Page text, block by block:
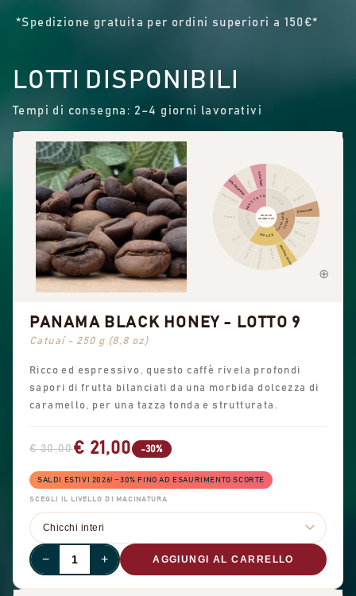
*Spedizione gratuita per ordini superiori a 150€*
LOTTI DISPONIBILI
Tempi di consegna: 2–4 giorni lavorativi
Cannella
Pepe
Pungente
Cioccolato
Nocciola
Mandorla
Arachidi
Zucchero di canna
Vaniglia
Dolcezza generale
Tè nero
Floreale
Frutti di bosco
Frutta disidratata Agrumi Altra frutta
FRUTTA SECCACACAO
DOLCE
FRUTTATO
PROFILO
AROMATICO
PANAMA BLACK HONEY - LOTTO 9
Catuaí - 250 g (8,8 oz)
Ricco ed espressivo, questo caffè rivela profondi
sapori di frutta bilanciati da una morbida dolcezza di
caramello, per una tazza tonda e strutturata.
€ 30,00€ 21,00 -30%
SALDI ESTIVI 2026! −30% FINO AD ESAURIMENTO SCORTE
SCEGLI IL LIVELLO DI MACINATURA
− + AGGIUNGI AL CARRELLO